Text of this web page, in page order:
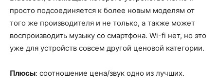
просто подсоединяется к более новым моделям от
того же производителя и не только, а также может
воспроизводить музыку со смартфона. Wi-fi нет, но это
уже для устройств совсем другой ценовой категории.
Плюсы: соотношение цена/звук одно из лучших.